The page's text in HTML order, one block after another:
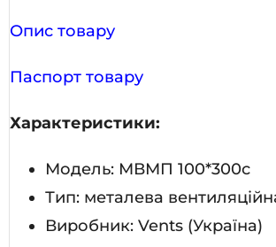
Опис товару
Паспорт товару
Характеристики:
Модель: МВМП 100*300с
Тип: металева
Виробник: Vents (Україна)